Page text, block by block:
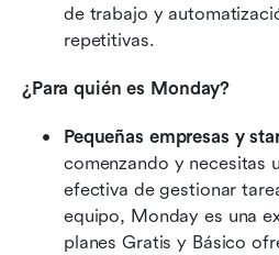
de trabajo y
repetitivas.
¿Para quién es Monday?
Pequeñas empresas y
comenzando y necesitas
efectiva de gestionar
equipo, Monday es una
planes Gratis y Básico